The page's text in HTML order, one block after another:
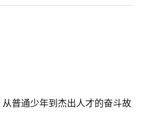
普通少年到杰出人才的奋斗故